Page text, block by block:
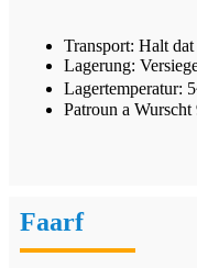
Transport: Halt
Lagerung:
Lagertemperatur:
Patroun a
Faarf